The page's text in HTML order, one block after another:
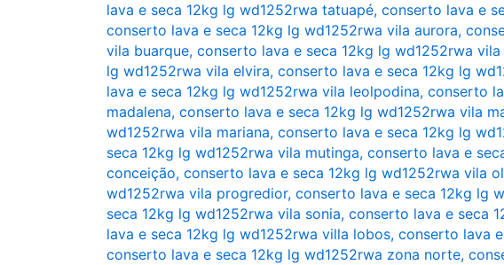
lava e seca 12kg lg wd1252rwa tatuapé, conserto lava e
conserto lava e seca 12kg lg wd1252rwa vila aurora,
vila buarque, conserto lava e seca 12kg lg wd1252rwa
lg wd1252rwa vila elvira, conserto lava e seca 12kg lg
lava e seca 12kg lg wd1252rwa vila leolpodina, conserto
madalena, conserto lava e seca 12kg lg wd1252rwa vila
wd1252rwa vila mariana, conserto lava e seca 12kg lg
seca 12kg lg wd1252rwa vila mutinga, conserto lava e
conceição, conserto lava e seca 12kg lg wd1252rwa vila
wd1252rwa vila progredior, conserto lava e seca 12kg lg
seca 12kg lg wd1252rwa vila sonia, conserto lava e seca
lava e seca 12kg lg wd1252rwa villa lobos, conserto lava
conserto lava e seca 12kg lg wd1252rwa zona norte,